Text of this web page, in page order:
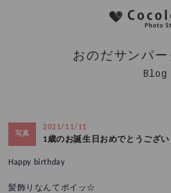
おのだサンパ
Blog
写真
2021/11/11
1歳のお誕生日おめでとうござ
Happy birthday
髪飾りなんてポイッ☆